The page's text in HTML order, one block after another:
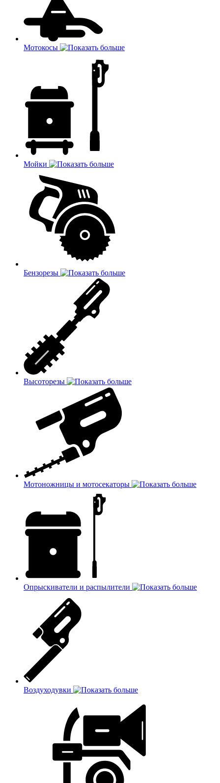
Мотокосы
Мойки
Бензорезы
Высоторезы
Мотоножницы и мотосекаторы
Опрыскиватели и распылители
Воздуходувки